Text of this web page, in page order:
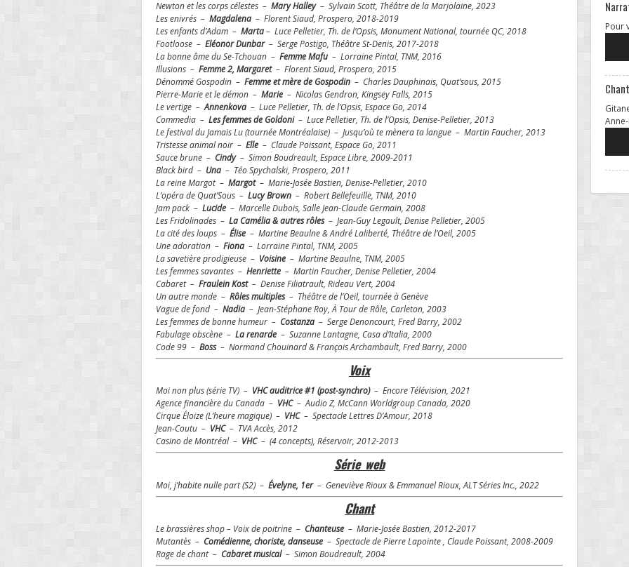
Newton et les corps célestes – Mary Halley – Sylvain Scott, Théâtre de la Marjolaine, 2023
Les enivrés – Magdalena – Florent Siaud, Prospero, 2018-2019
Les enfants d’Adam – Marta– Luce Pelletier, Th. de l’Opsis, Monument National, tournée QC, 2018
Footloose – Eléonor Dunbar– Serge Postigo, Théâtre St-Denis, 2017-2018
La bonne âme du Se-Tchouan – Femme Mafu – Lorraine Pintal, TNM, 2016
Illusions – Femme 2, Margaret – Florent Siaud, Prospero, 2015
Dénommé Gospodin – Femme et mère de Gospodin – Charles Dauphinais, Quat’sous, 2015
Pierre-Marie et le démon – Marie – Nicolas Gendron, Kingsey Falls, 2015
Le vertige –Annenkova – Luce Pelletier, Th. de l’Opsis, Espace Go, 2014
Commedia – Les femmes de Goldoni– Luce Pelletier, Th. de l’Opsis, Denise-Pelletier, 2013
Le festival du Jamais Lu (tournée Montréalaise) – Jusqu’où te mènera ta langue – Martin Faucher, 2013
Tristesse animal noir – Elle – Claude Poissant, Espace Go, 2011
Sauce brune – Cindy– Simon Boudreault, Espace Libre, 2009-2011
Black bird – Una – Téo Spychalski, Prospero, 2011
La reine Margot – Margot – Marie-Josée Bastien, Denise-Pelletier, 2010
L’opéra de Quat’Sous – Lucy Brown – Robert Bellefeuille, TNM, 2010
Jam pack – Lucide – Marcelle Dubois, Salle Jean-Claude Germain, 2008
Les Fridolinades – La Camélia & autres rôles– Jean-Guy Legault, Denise Pelletier, 2005
La cité des loups – Élise – Martine Beaulne & André Laliberté, Théâtre de l’Oeil, 2005
Une adoration – Fiona – Lorraine Pintal, TNM, 2005
La savetière prodigieuse – Voisine – Martine Beaulne, TNM, 2005
Les femmes savantes – Henriette – Martin Faucher, Denise Pelletier, 2004
Cabaret – Fraulein Kost – Denise Filiatrault, Rideau Vert, 2004
Un autre monde – Rôles multiples – Théâtre de l’Oeil, tournée à Genève
Vague de fond – Nadia – Jean-Stéphane Roy, À Tour de Rôle, Carleton, 2003
Les femmes de bonne humeur – Costanza – Serge Denoncourt, Fred Barry, 2002
Fabulage obscène – La renarde – Suzanne Lantagne, Casa d’Italia, 2000
Code 99 – Boss– Normand Chouinard & François Archambault, Fred Barry, 2000
Voix
Moi non plus (série TV) – VHC auditrice #1 (post-synchro)– Encore Télévision, 2021
Agence financière du Canada – VHC – Audio Z, McCann Worldgroup Canada, 2020
Cirque Éloize (L’heure magique) – VHC– Spectacle Lettres D’Amour, 2018
Jean-Coutu – VHC– TVA Accès, 2012
Casino de Montréal – VHC– (4 concepts), Réservoir, 2012-2013
Série web
Moi, j’habite nulle part (S2) – Évelyne, 1er – Geneviève Rioux & Emmanuel Rioux, ALT Séries Inc., 2022
Chant
Le brassières shop – Voix de poitrine – Chanteuse – Marie-Josée Bastien, 2012-2017
Mutantès – Comédienne, choriste, danseuse – Spectacle de Pierre Lapointe , Claude Poissant, 2008-2009
Rage de chant – Cabaret musical– Simon Boudreault, 2004
Pour
Chant